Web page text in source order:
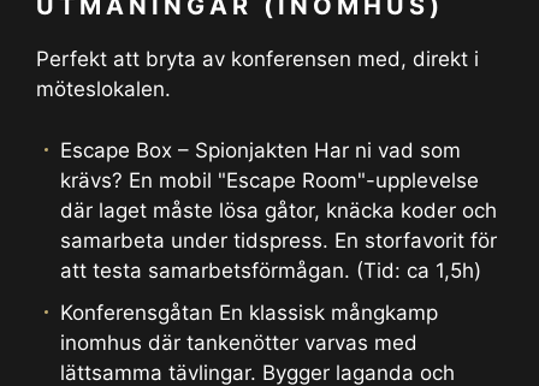
UTMANINGAR (INOMHUS)
Perfekt att bryta av konferensen med, direkt i
möteslokalen.
Escape Box – Spionjakten Har ni vad som
krävs? En mobil "Escape Room"-upplevelse
där laget måste lösa gåtor, knäcka koder och
samarbeta under tidspress. En storfavorit för
att testa samarbetsförmågan. (Tid: ca 1,5h)
Konferensgåtan En klassisk mångkamp
inomhus där tankenötter varvas med
lättsamma tävlingar. Bygger laganda och